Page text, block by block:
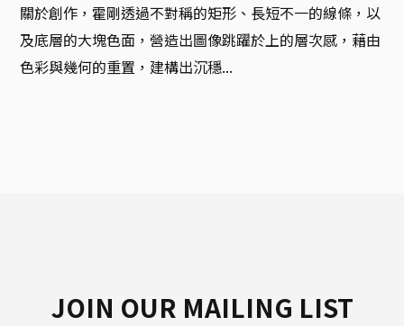
關於創作，霍剛透過不對稱的矩形、長短不一的線條，以
及底層的大塊色面，營造出圖像跳躍於上的層次感，藉由
色彩與幾何的重置，建構出沉穩...
JOIN OUR MAILING LIST